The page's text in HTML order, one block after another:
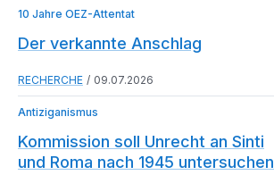
10 Jahre OEZ-Attentat
Der verkannte Anschlag
RECHERCHE 09.07.2026
Antiziganismus
Kommission soll Unrecht an Sinti
und Roma nach 1945 untersuchen